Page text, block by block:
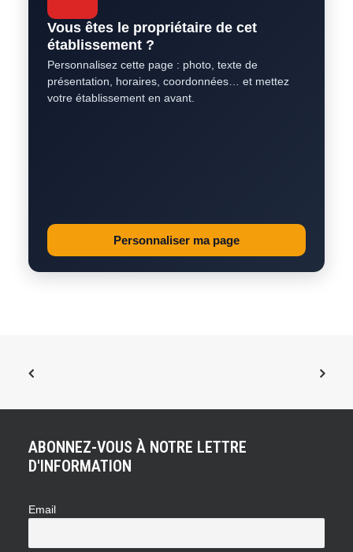
Vous êtes le propriétaire de cet
établissement ?
Personnalisez cette page : photo, texte de
présentation, horaires, coordonnées… et mettez
votre établissement en avant.
Personnaliser ma page
ABONNEZ-VOUS À NOTRE LETTRE
D'INFORMATION
Email